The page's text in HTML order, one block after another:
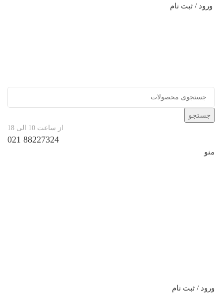
ورود / ثبت نام
جستجو
از ساعت 10 الی 18
88227324 021
منو
ورود / ثبت نام